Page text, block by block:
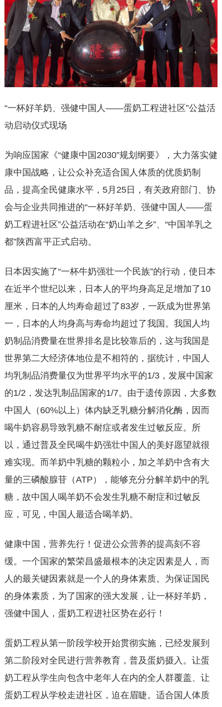
“一杯好羊奶、强健中国人——蛋奶工程进社区”公益活
动启动仪式现场
为响应国家《“健康中国2030”规划纲要》，大力落实健
康中国战略，让公众补充适合国人体质的优质奶制
品，提高全民健康水平，5月25日，有关政府部门、协
会与企业共同推进的“一杯好羊奶、强健中国人——蛋
奶工程进社区”公益活动在“奶山羊之乡”、“中国羊乳之
都”陕西富平正式启动。
日本因实施了“一杯牛奶强壮一个民族”的行动，使日本
在近半个世纪以来，日本人的平均身高足足增加了10
厘米，日本的人均寿命超过了83岁，一跃成为世界第
一，日本的人均身高与寿命均超过了我国。我国人均
奶制品消费量在世界排名是比较靠后的，这与我国是
世界第二大经济体地位是不相符的，据统计，中国人
均乳制品消费量仅为世界平均水平的1/3，发展中国家
的1/2，发达乳制品国家的1/7。由于遗传原因，大多数
中国人（60%以上）体内缺乏乳糖分解消化酶，因而
喝牛奶容易导致乳糖不耐症或者发生过敏反应。所
以，通过普及全民喝牛奶强壮中国人的美好愿望就很
难实现。而羊奶中乳糖的颗粒小，加之羊奶中含有大
量的三磷酸腺苷（ATP），能够充分分解羊奶中的乳
糖，故中国人喝羊奶不会发生乳糖不耐症和过敏反
应，可见，中国人最适合喝羊奶。
健康中国，营养先行！促进公众营养的提高刻不容
缓。一个国家的繁荣昌盛最根本的决定因素是人，而
人的最关键因素就是一个人的身体素质。为保证国民
的身体素质，为了国家的强大发展，让一杯好羊奶，
强健中国人，蛋奶工程进社区势在必行！
蛋奶工程从第一阶段学校开始贯彻实施，已经发展到
第二阶段对全民进行营养教育，普及蛋奶摄入。让蛋
奶工程从学生向包含中老年人在内的全人群覆盖、让
蛋奶工程从学校走进社区，迫在眉睫。适合国人体质